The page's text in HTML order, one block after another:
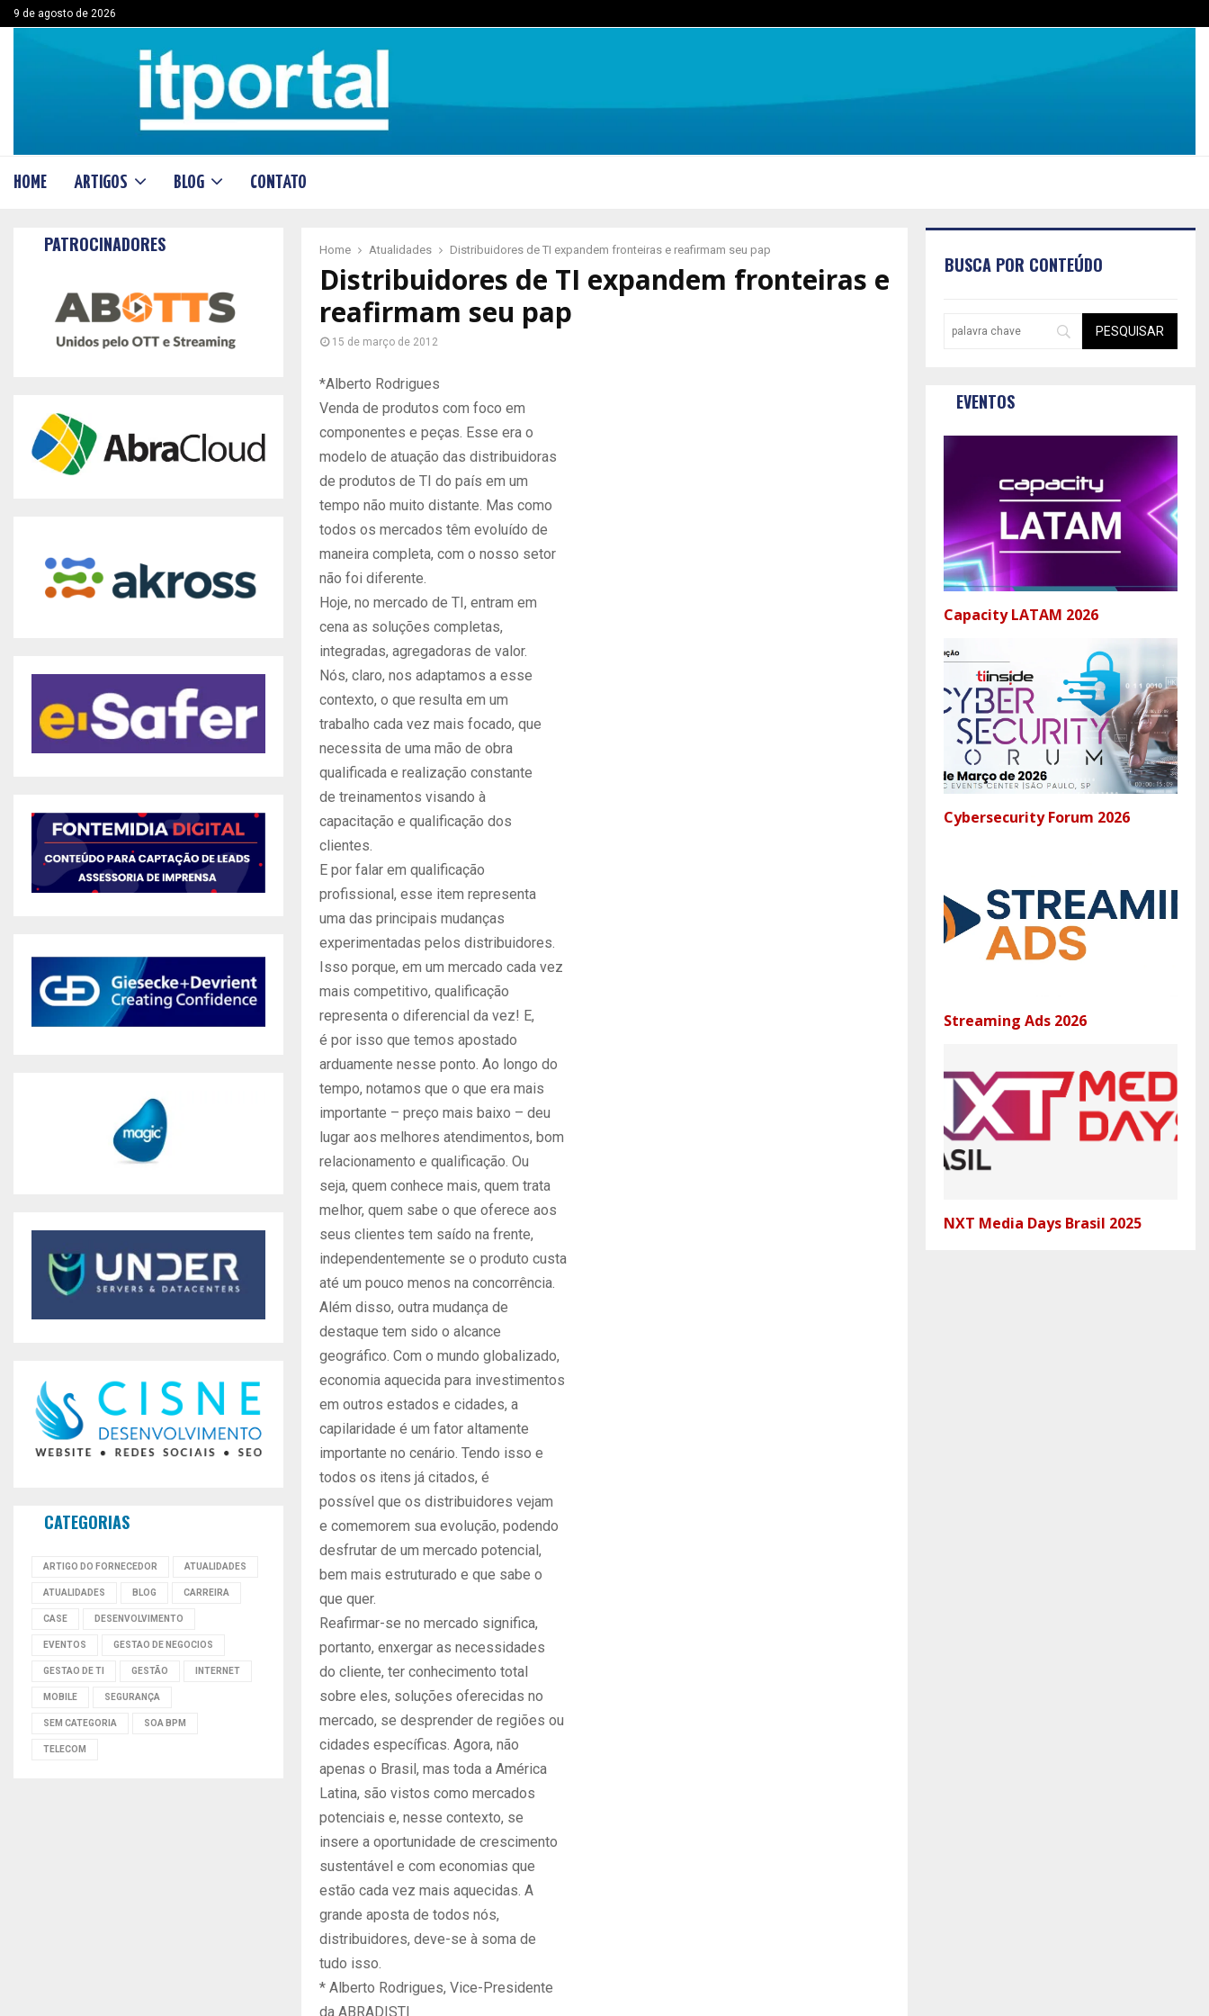
9 de agosto de 2026
HOME ARTIGOS BLOG CONTATO
Home Atualidades Distribuidores de TI expandem fronteiras e reafirmam seu pap
Distribuidores de TI expandem fronteiras e
reafirmam seu pap
15 de março de 2012
*Alberto Rodrigues
Venda de produtos com foco em
componentes e peças. Esse era o
modelo de atuação das distribuidoras
de produtos de TI do país em um
tempo não muito distante. Mas como
todos os mercados têm evoluído de
maneira completa, com o nosso setor
não foi diferente.
Hoje, no mercado de TI, entram em
cena as soluções completas,
integradas, agregadoras de valor.
Nós, claro, nos adaptamos a esse
contexto, o que resulta em um
trabalho cada vez mais focado, que
necessita de uma mão de obra
qualificada e realização constante
de treinamentos visando à
capacitação e qualificação dos
clientes.
E por falar em qualificação
profissional, esse item representa
uma das principais mudanças
experimentadas pelos distribuidores.
Isso porque, em um mercado cada vez
mais competitivo, qualificação
representa o diferencial da vez! E,
é por isso que temos apostado
arduamente nesse ponto. Ao longo do
tempo, notamos que o que era mais
importante – preço mais baixo – deu
lugar aos melhores atendimentos, bom
relacionamento e qualificação. Ou
seja, quem conhece mais, quem trata
melhor, quem sabe o que oferece aos
seus clientes tem saído na frente,
independentemente se o produto custa
até um pouco menos na concorrência.
Além disso, outra mudança de
destaque tem sido o alcance
geográfico. Com o mundo globalizado,
economia aquecida para investimentos
em outros estados e cidades, a
capilaridade é um fator altamente
importante no cenário. Tendo isso e
todos os itens já citados, é
possível que os distribuidores vejam
e comemorem sua evolução, podendo
desfrutar de um mercado potencial,
bem mais estruturado e que sabe o
que quer.
Reafirmar-se no mercado significa,
portanto, enxergar as necessidades
do cliente, ter conhecimento total
sobre eles, soluções oferecidas no
mercado, se desprender de regiões ou
cidades específicas. Agora, não
apenas o Brasil, mas toda a América
Latina, são vistos como mercados
potenciais e, nesse contexto, se
insere a oportunidade de crescimento
sustentável e com economias que
estão cada vez mais aquecidas. A
grande aposta de todos nós,
distribuidores, deve-se à soma de
tudo isso.
* Alberto Rodrigues, Vice-Presidente
da ABRADISTI
PATROCINADORES
CATEGORIAS
ARTIGO DO FORNECEDOR ATUALIDADES
ATUALIDADES BLOG CARREIRA
CASE DESENVOLVIMENTO
EVENTOS GESTAO DE NEGOCIOS
GESTAO DE TI GESTÃO INTERNET
MOBILE SEGURANÇA
SEM CATEGORIA SOA BPM
TELECOM
BUSCA POR CONTEÚDO
EVENTOS
Capacity LATAM 2026
Cybersecurity Forum 2026
Streaming Ads 2026
NXT Media Days Brasil 2025